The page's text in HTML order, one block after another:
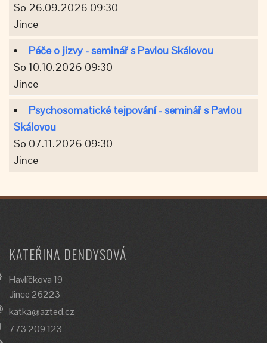
So 26.09.2026 09:30
Jince
Péče o jizvy - seminář s Pavlou Skálovou
So 10.10.2026 09:30
Jince
Psychosomatické tejpování - seminář s Pavlou
Skálovou
So 07.11.2026 09:30
Jince
KATEŘINA DENDYSOVÁ
Havlíčkova 19
Jince 26223
katka@azted.cz
773 209 123